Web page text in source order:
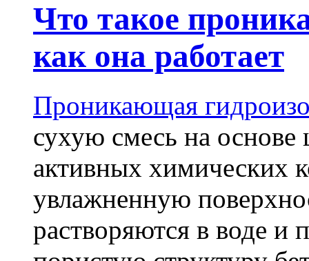
Что такое
как она работает
Проникающая
сухую смесь на основе
активных химических
увлажненную
растворяются в воде и